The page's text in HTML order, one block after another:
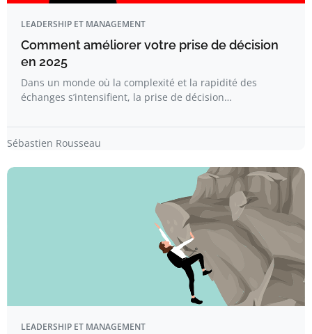
LEADERSHIP ET MANAGEMENT
Comment améliorer votre prise de décision
en 2025
Dans un monde où la complexité et la rapidité des
échanges s’intensifient, la prise de décision…
Sébastien Rousseau
LEADERSHIP ET MANAGEMENT